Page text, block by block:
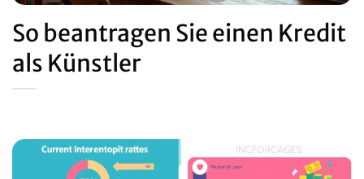
So beantragen Sie einen Kredit
als Künstler